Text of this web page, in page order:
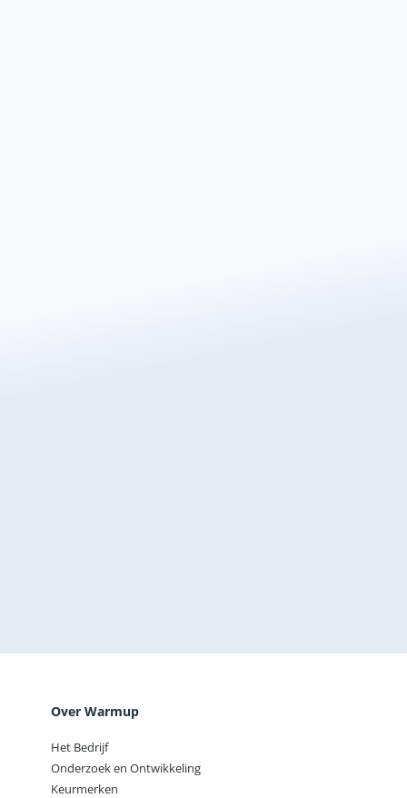
Offerte aanvragen
Over Warmup
Het Bedrijf
Onderzoek en Ontwikkeling
Keurmerken